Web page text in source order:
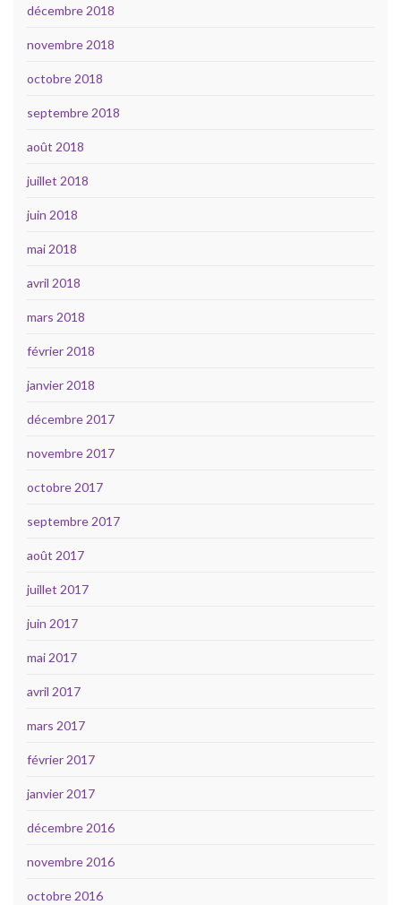
décembre 2018
novembre 2018
octobre 2018
septembre 2018
août 2018
juillet 2018
juin 2018
mai 2018
avril 2018
mars 2018
février 2018
janvier 2018
décembre 2017
novembre 2017
octobre 2017
septembre 2017
août 2017
juillet 2017
juin 2017
mai 2017
avril 2017
mars 2017
février 2017
janvier 2017
décembre 2016
novembre 2016
octobre 2016